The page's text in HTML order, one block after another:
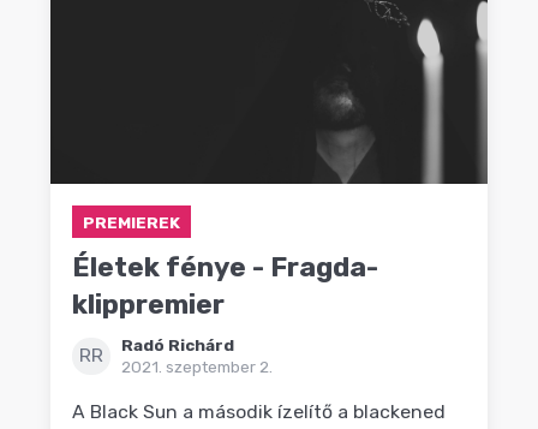
PREMIEREK
Életek fénye - Fragda-
klippremier
RR
Radó Richárd
2021. szeptember 2.
A Black Sun a második ízelítő a blackened